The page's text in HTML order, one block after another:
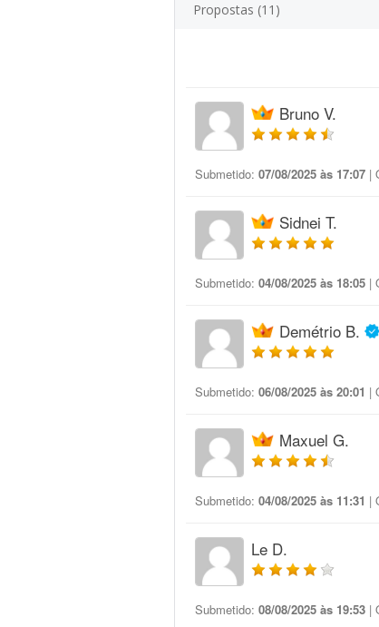
Propostas (11)
Bruno V.
Submetido: 07/08/2025 às 17:07 |
Sidnei T.
Submetido: 04/08/2025 às 18:05 |
Demétrio B.
Submetido: 06/08/2025 às 20:01 |
Maxuel G.
Submetido: 04/08/2025 às 11:31 |
Le D.
Submetido: 08/08/2025 às 19:53 |